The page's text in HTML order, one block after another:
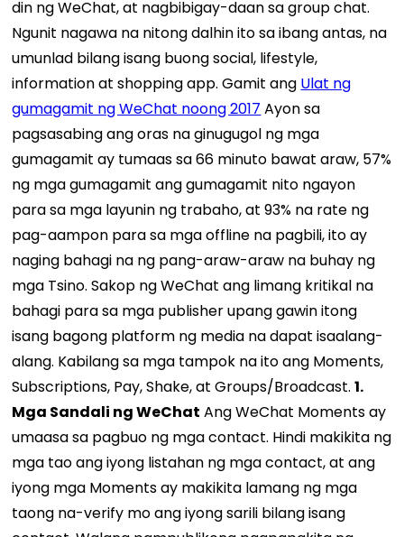
din ng WeChat, at nagbibigay-daan sa group chat.
Ngunit nagawa na nitong dalhin ito sa ibang antas, na
umunlad bilang isang buong social, lifestyle,
information at shopping app. Gamit ang Ulat ng
gumagamit ng WeChat noong 2017 Ayon sa
pagsasabing ang oras na ginugugol ng mga
gumagamit ay tumaas sa 66 minuto bawat araw, 57%
ng mga gumagamit ang gumagamit nito ngayon
para sa mga layunin ng trabaho, at 93% na rate ng
pag-aampon para sa mga offline na pagbili, ito ay
naging bahagi na ng pang-araw-araw na buhay ng
mga Tsino. Sakop ng WeChat ang limang kritikal na
bahagi para sa mga publisher upang gawin itong
isang bagong platform ng media na dapat isaalang-
alang. Kabilang sa mga tampok na ito ang Moments,
Subscriptions, Pay, Shake, at Groups/Broadcast.1.
Mga Sandali ng WeChat Ang WeChat Moments ay
umaasa sa pagbuo ng mga contact. Hindi makikita ng
mga tao ang iyong listahan ng mga contact, at ang
iyong mga Moments ay makikita lamang ng mga
taong na-verify mo ang iyong sarili bilang isang